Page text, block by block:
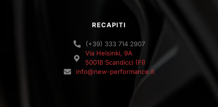
RECAPITI
(+39) 333 714 2907
Via Helsinki, 9A
50018 Scandicci (FI)
info@new-performance.it